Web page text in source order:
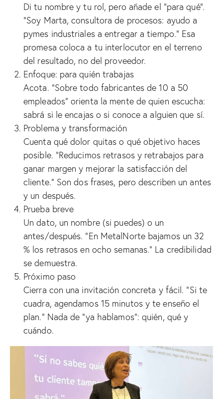
Di tu nombre y tu rol, pero añade el “para qué”.
“Soy Marta, consultora de procesos: ayudo a
pymes industriales a entregar a tiempo.” Esa
promesa coloca a tu interlocutor en el terreno
del resultado, no del proveedor.
Enfoque: para quién trabajas
Acota. “Sobre todo fabricantes de 10 a 50
empleados” orienta la mente de quien escucha:
sabrá si le encajas o si conoce a alguien que sí.
Problema y transformación
Cuenta qué dolor quitas o qué objetivo haces
posible. “Reducimos retrasos y retrabajos para
ganar margen y mejorar la satisfacción del
cliente.” Son dos frases, pero describen un antes
y un después.
Prueba breve
Un dato, un nombre (si puedes) o un
antes/después. “En MetalNorte bajamos un 32
% los retrasos en ocho semanas.” La credibilidad
se demuestra.
Próximo paso
Cierra con una invitación concreta y fácil. “Si te
cuadra, agendamos 15 minutos y te enseño el
plan.” Nada de “ya hablamos”: quién, qué y
cuándo.